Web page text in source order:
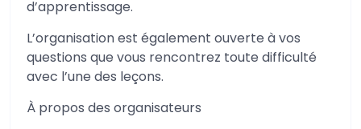
d’apprentissage.
L’organisation est également ouverte à vos
questions que vous rencontrez toute difficulté
avec l’une des leçons.
À propos des organisateurs